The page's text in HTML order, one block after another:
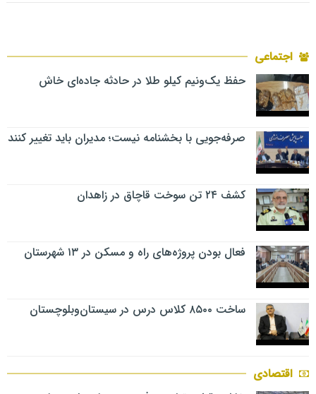
اجتماعی
حفظ یک‌ونیم کیلو طلا در حادثه جاده‌ای خاش
صرفه‌جویی با بخشنامه نیست؛ مدیران باید تغییر کنند
کشف ۲۴ تن سوخت قاچاق در زاهدان
فعال بودن پروژه‌های راه و مسکن در ۱۳ شهرستان
ساخت ۸۵۰۰ کلاس درس در سیستان‌وبلوچستان
اقتصادی